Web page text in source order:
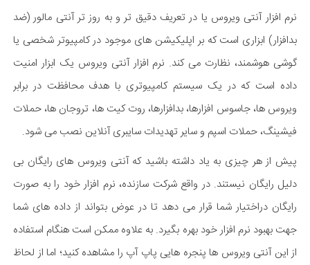
نرم افزار آنتی ویروس یا در تعریف دقیق تر و به روز تر آنتی مالور (ضد
بدافزار) ابزاری است که بر اپلیکیشن های موجود در کامپیوتر شخصی یا
گوشی هوشمند، نظارت می کند. نرم افزار آنتی ویروس یک ابزار امنیت
داده است که در یک سیستم کامپیوتری با هدف محافظت در برابر
ویروس ها، جاسوس افزارها، بدافزارها، روت کیت ها، تروجان ها، حملات
فیشینگ، حملات اسپم و سایر تهدیدات سایبری آنلاین نصب می شود.
پیش از هر چیزی به یاد داشته باشید که آنتی ویروس های رایگان بی
دلیل رایگان نیستند. در واقع شرکت سازنده، نرم افزار خود را به صورت
رایگان دراختیار شما قرار می دهد تا در عوض بتواند از داده های شما
جهت بهبود نرم افزار خود بهره بگیرد. به علاوه ممکن است هنگام استفاده
از این آنتی ویروس ها پنجره هایی پاپ آپ را مشاهده کنید؛ اما از لحاظ